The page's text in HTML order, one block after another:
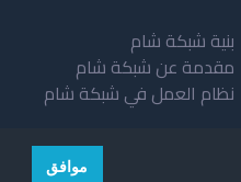
موافق
بنية شبكة شام
مقدمة عن شبكة شام
نظام العمل في شبكة شام